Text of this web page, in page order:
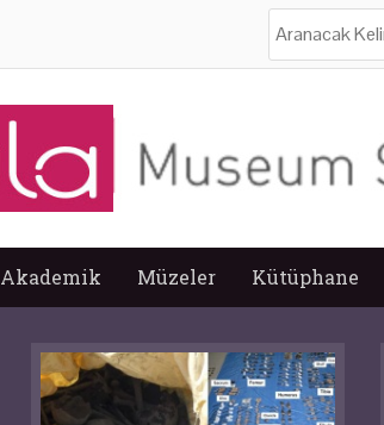
Akademik Müzeler Kütüphane